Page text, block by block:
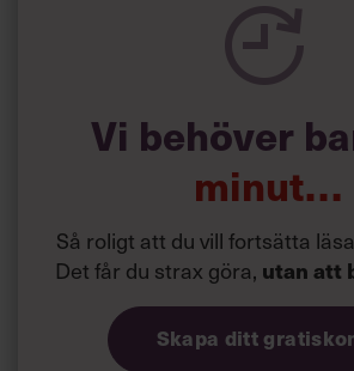
(läs mer om boken genom att klicka på
Vi behöver
minut…
Så roligt att du vill fortsätta
Det får du strax göra, utan att
Skapa ditt